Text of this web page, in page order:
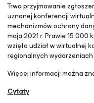
Trwa przyjmowanie
uznanej konferencji
mechanizmów ochrony
maja 2021 r. Prawie 15 000
wzięło udział w wirtualnej
regionalnych wydarzeniach
Więcej informacji można
Cytaty